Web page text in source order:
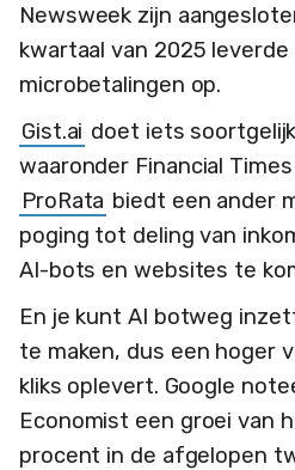
Newsweek zijn
kwartaal van 2025 leverde
microbetalingen op.
Gist.ai doet iets
waaronder Financial
ProRata biedt een ander
poging tot deling van
AI-bots en websites te
En je kunt AI botweg
te maken, dus een hoger
kliks oplevert. Google
Economist een groei van
procent in de afgelopen